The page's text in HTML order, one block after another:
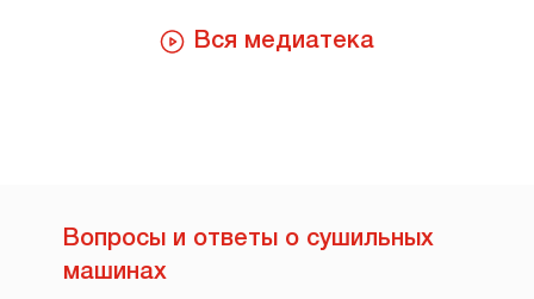
Вся медиатека
Вопросы и ответы о сушильных
машинах